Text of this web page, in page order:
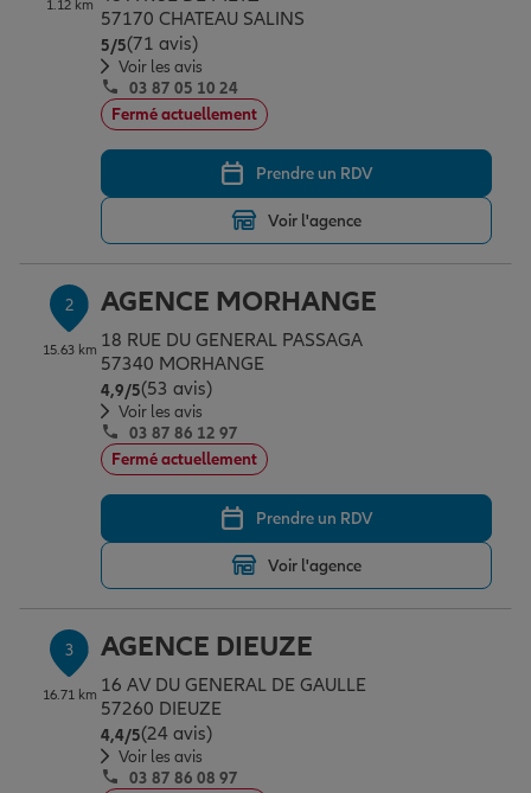
Assurance emprunteur
Prévoyance et dépendance
Assurance animal de compagnie
Protection de la famille
Protection juridique
Épargne & retraite
Plan épargne retraite
Assurance vie
Placements financiers
Investissements immobiliers
Transmission
Vos projets
Partir en vacances
Déménager
Changer de voiture
Départ à la retraite
Conseil assurance
Outre-mer
Assurance auto
Assurance habitation
Garantie des accidents de la vie
Assurance scolaire
Protection juridique
Professionnels
Allianz en France
1.12 km
57170 CHATEAU SALINS
5/5Note de 5 sur 5
(71 avis)
Voir les avis
03 87 05 10 24
Fermé actuellement
Prendre un RDV
Voir l'agence
2
15.63 km
AGENCE MORHANGE
18 RUE DU GENERAL PASSAGA
57340 MORHANGE
4,9/5Note de 4.9 sur 5
(53 avis)
Voir les avis
03 87 86 12 97
Fermé actuellement
Prendre un RDV
Voir l'agence
3
16.71 km
AGENCE DIEUZE
16 AV DU GENERAL DE GAULLE
57260 DIEUZE
4,4/5Note de 4.4 sur 5
(24 avis)
Voir les avis
03 87 86 08 97